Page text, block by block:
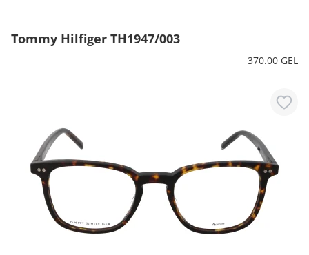
Tommy Hilfiger TH1947/003
370.00 GEL